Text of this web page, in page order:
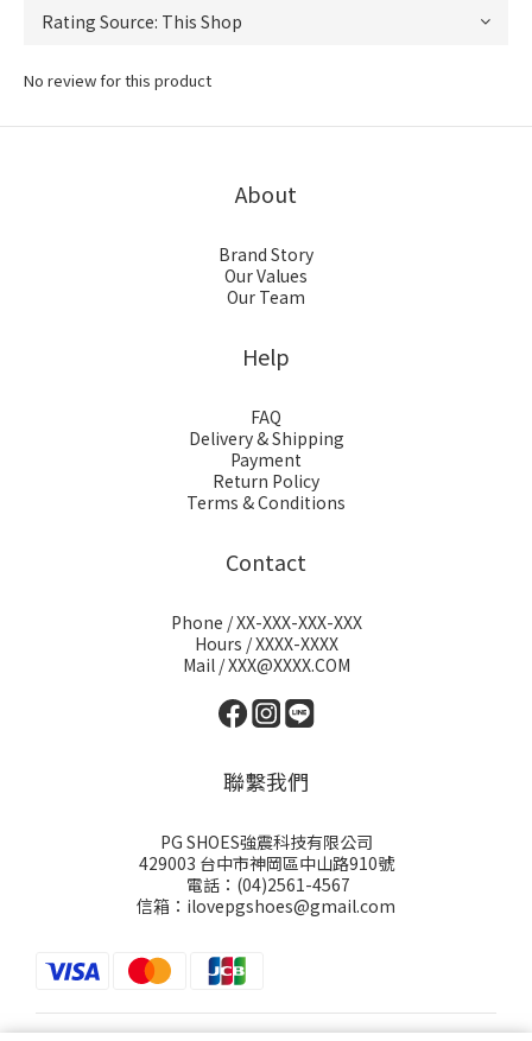
No review for this product
About
Brand Story
Our Values
Our Team
Help
FAQ
Delivery & Shipping
Payment
Return Policy
Terms & Conditions
Contact
Phone / XX-XXX-XXX-XXX
Hours / XXXX-XXXX
Mail / XXX@XXXX.COM
聯繫我們
PG SHOES強震科技有限公司
429003 台中市神岡區中山路910號
電話：(04)2561-4567
信箱：ilovepgshoes@gmail.com